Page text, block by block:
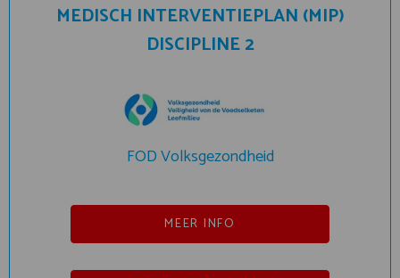
MEDISCH INTERVENTIEPLAN (MIP)
DISCIPLINE 2
FOD Volksgezondheid
MEER INFO